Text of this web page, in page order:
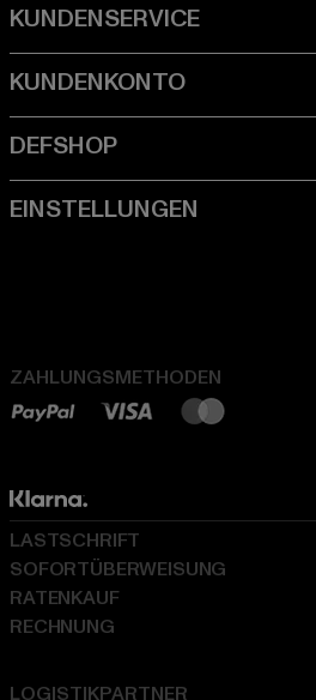
ZAHLUNGSMETHODEN
LOGISTIKPARTNER
LASTSCHRIFT
SOFORTÜBERWEISUNG
RATENKAUF
RECHNUNG